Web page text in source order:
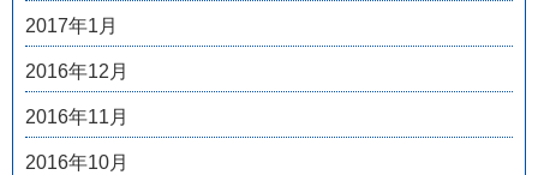
2017年1月
2016年12月
2016年11月
2016年10月